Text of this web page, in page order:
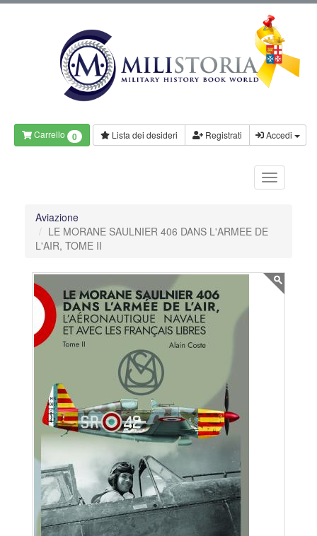
Carrello 0 Lista dei desideri Registrati Accedi
Aviazione
LE MORANE SAULNIER 406 DANS L'ARMEE DE
L'AIR, TOME II